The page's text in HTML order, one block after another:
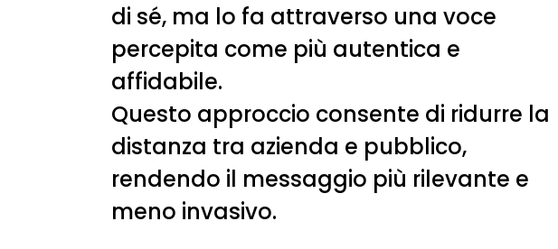
di sé, ma lo fa attraverso una voce
percepita come più autentica e
affidabile.
Questo approccio consente di ridurre la
distanza tra azienda e pubblico,
rendendo il messaggio più rilevante e
meno invasivo.